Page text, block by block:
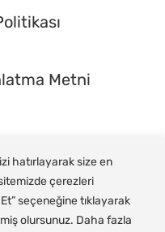
hatırlayarak size en
çerezleri
seçeneğine tıklayarak
olursunuz. Daha fazla
Metni